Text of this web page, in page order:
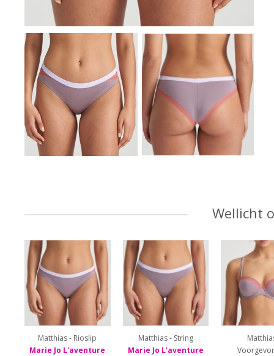
Wellicht
Matthias - Rioslip
Marie Jo L'aventure
Matthias - String
Marie Jo L'aventure